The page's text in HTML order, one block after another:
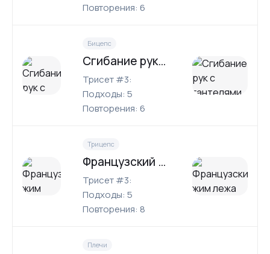
Повторения: 6
Бицепс
Сгибание рук с гантелями на наклонной скамье
Трисет #3:
Подходы: 5
Повторения: 6
Трицепс
Французский жим лежа
Трисет #3:
Подходы: 5
Повторения: 8
Плечи